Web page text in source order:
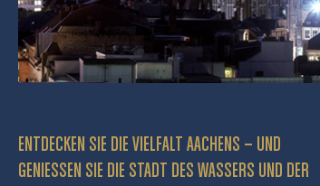
ENTDECKEN SIE DIE VIELFALT AACHENS – UND
GENIESSEN SIE DIE STADT DES WASSERS UND DER P